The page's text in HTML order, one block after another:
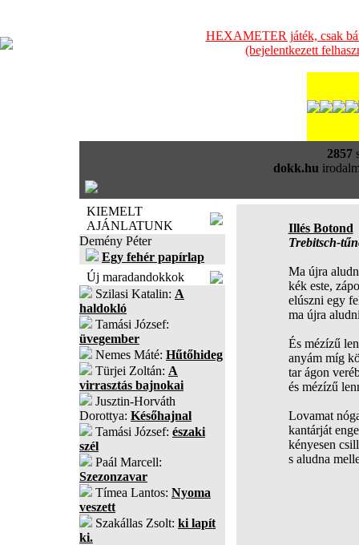
HEXAMETER játék, csak
(bejelentkezett
2857
dokk.hu
KIEMELT
AJÁNLATUNK
Demény Péter
Egy fehér papírlap
Új maradandokkok
Szilasi Katalin: A
haldokló
Tamási József:
üvegember
Nemes Máté: Hűtőhideg
Türjei Zoltán: A
virrasztás bajnokai
Jusztin-Horváth
Dorottya: Későhajnal
Tamási József: északi
szél
Paál Marcell:
Szezonzavar
Tímea Lantos: Nyoma
veszett
Szakállas Zsolt: ki lapít
ki.
Illés Botond
Trebitsch-
Ma újra
kék este,
elúszni egy
ma újra
És mézízű
anyám míg
tar ágon
és mézízű
Lovamat
kantárját
kényesen
s aludna